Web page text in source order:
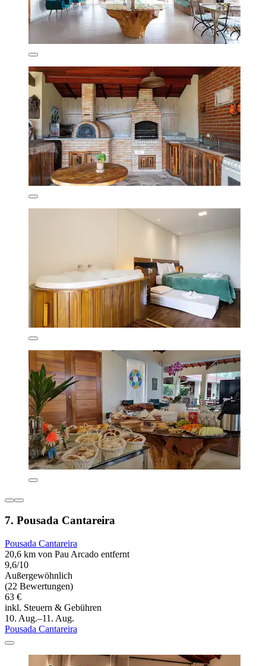
7. Pousada Cantareira
Pousada Cantareira
20,6 km von Pau Arcado entfernt
9,6/10
Außergewöhnlich
(22 Bewertungen)
63 €
inkl. Steuern & Gebühren
10. Aug.–11. Aug.
Pousada Cantareira